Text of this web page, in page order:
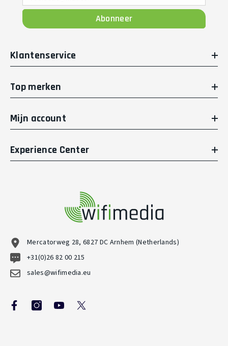
Abonneer
Klantenservice
Top merken
Mijn account
Experience Center
Mercatorweg 28, 6827 DC Arnhem (Netherlands)
+31(0)26 82 00 215
sales@wifimedia.eu